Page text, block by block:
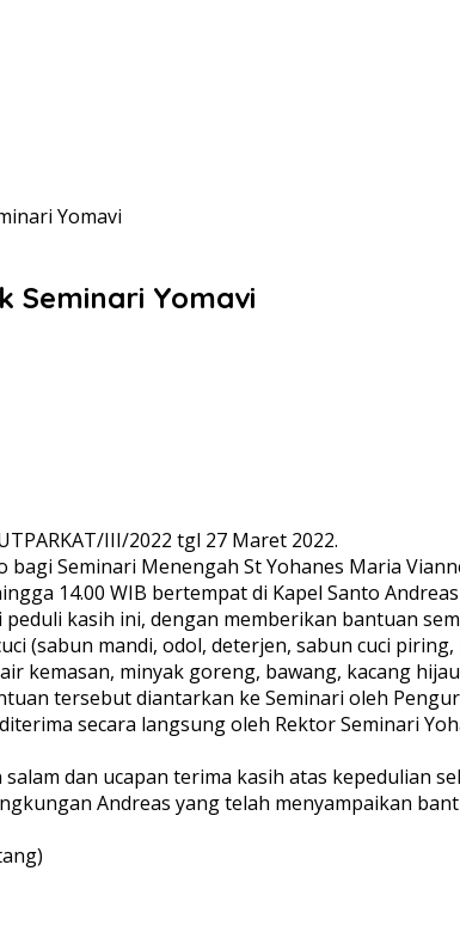
Yomavi
Seminari Yomavi
III/2022 tgl 27 Maret 2022.
Seminari Menengah St Yohanes Maria
14.00 WIB bertempat di Kapel Santo
kasih ini, dengan memberikan bantuan
(sabun mandi, odol, deterjen, sabun cuci
kemasan, minyak goreng, bawang, kacang
tersebut diantarkan ke Seminari oleh
secara langsung oleh Rektor Seminari
dan ucapan terima kasih atas kepedulian
Andreas yang telah menyampaikan